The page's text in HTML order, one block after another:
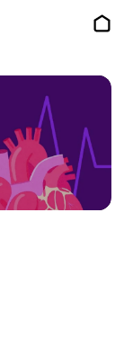
이라 할